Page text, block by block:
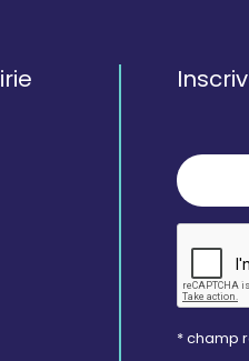
* champ